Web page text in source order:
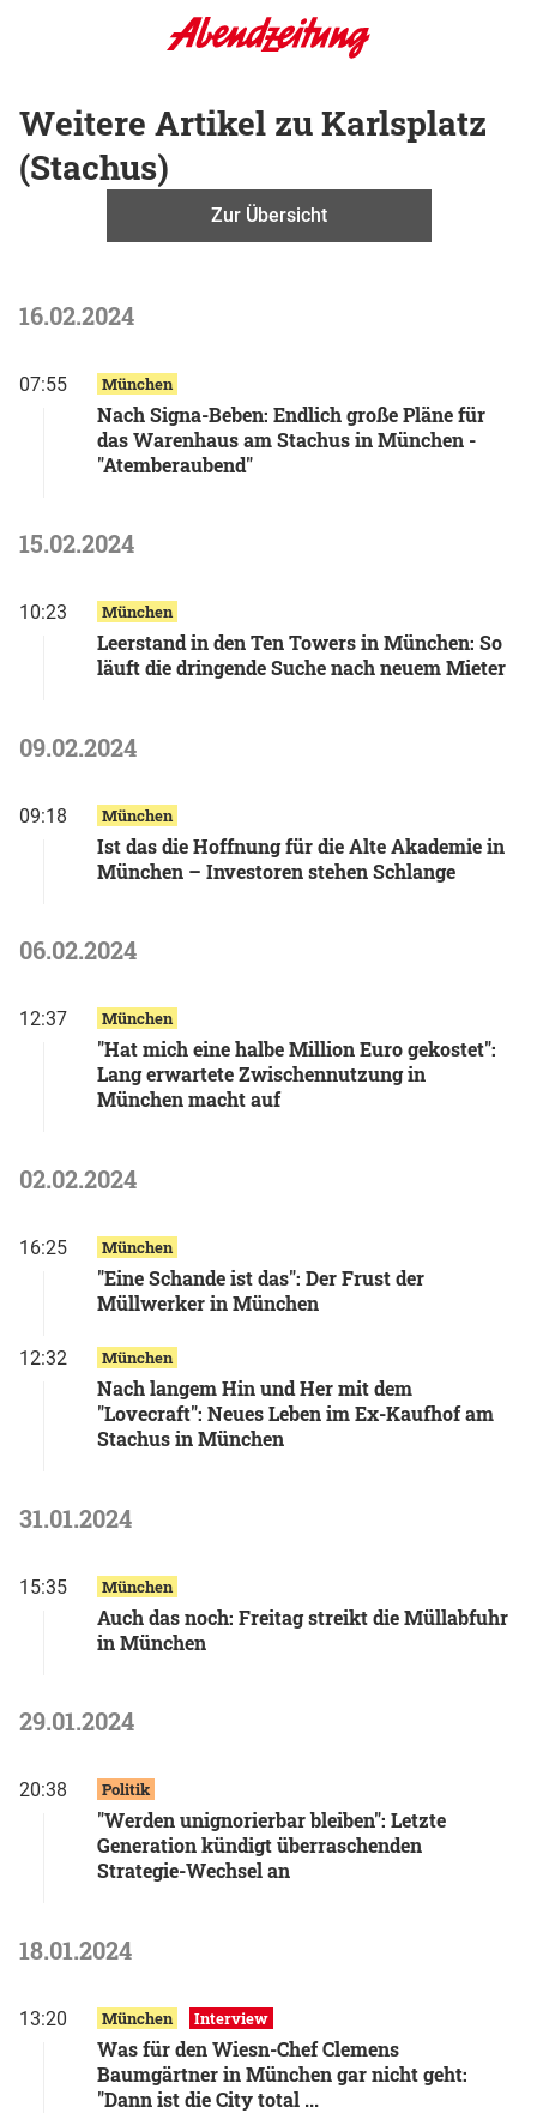
Weitere Artikel zu Karlsplatz
(Stachus)
Zur Übersicht
16.02.2024
07:55 München
Nach Signa-Beben: Endlich große Pläne für
das Warenhaus am Stachus in München -
"Atemberaubend"
15.02.2024
10:23 München
Leerstand in den Ten Towers in München: So
läuft die dringende Suche nach neuem Mieter
09.02.2024
09:18 München
Ist das die Hoffnung für die Alte Akademie in
München – Investoren stehen Schlange
06.02.2024
12:37 München
"Hat mich eine halbe Million Euro gekostet":
Lang erwartete Zwischennutzung in
München macht auf
02.02.2024
16:25 München
"Eine Schande ist das": Der Frust der
Müllwerker in München
12:32 München
Nach langem Hin und Her mit dem
"Lovecraft": Neues Leben im Ex-Kaufhof am
Stachus in München
31.01.2024
15:35 München
Auch das noch: Freitag streikt die Müllabfuhr
in München
29.01.2024
20:38 Politik
"Werden unignorierbar bleiben": Letzte
Generation kündigt überraschenden
Strategie-Wechsel an
18.01.2024
13:20 München Interview
Was für den Wiesn-Chef Clemens
Baumgärtner in München gar nicht geht:
"Dann ist die City total ...